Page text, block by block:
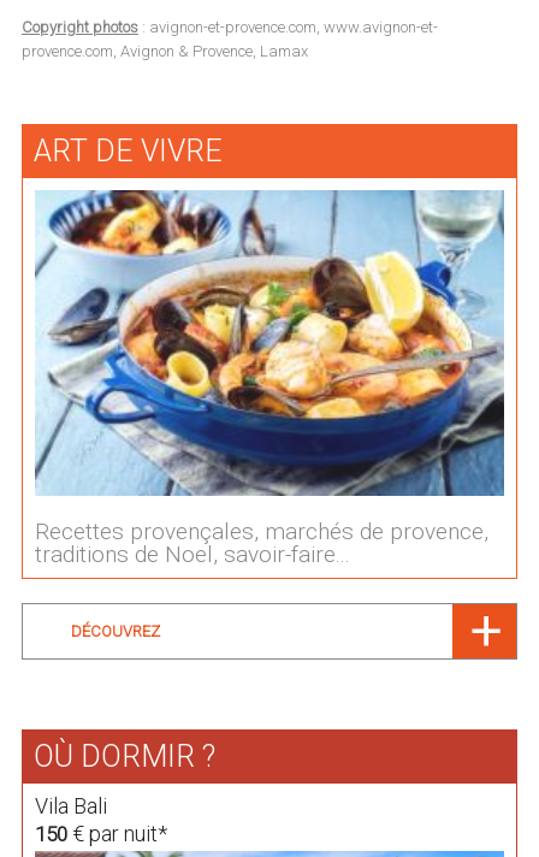
Copyright photos: avignon-et-provence.com, www.avignon-et-
provence.com, Avignon & Provence, Lamax
ART DE VIVRE
Recettes provençales, marchés de provence,
traditions de Noel, savoir-faire...
DÉCOUVREZ
OÙ DORMIR ?
Vila Bali
150€ par nuit*